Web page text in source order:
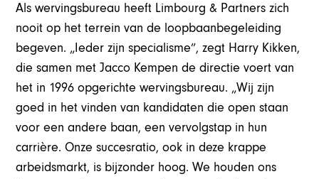
Als wervingsbureau heeft Limbourg & Partners zich
nooit op het terrein van de loopbaanbegeleiding
begeven. „Ieder zijn specialisme”, zegt Harry Kikken,
die samen met Jacco Kempen de directie voert van
het in 1996 opgerichte wervingsbureau. „Wij zijn
goed in het vinden van kandidaten die open staan
voor een andere baan, een vervolgstap in hun
carrière. Onze succesratio, ook in deze krappe
arbeidsmarkt, is bijzonder hoog. We houden ons